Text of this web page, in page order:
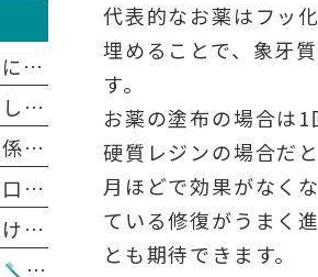
代表的なお薬はフッ
埋めることで、象牙
す。
お薬の塗布の場合は
硬質レジンの場合だ
月ほどで効果がなく
ている修復がうまく
とも期待できます。
「同じセラミックなのに、どうして医院によって値段が違うの？」
セラミック治療で後悔しないために知っておきたい5つの注意点
「歯周病と認知症に関係があると聞いたけれど、本当？」
マウスウォッシュ（洗口液）の正しい使い方｜歯磨きの前？後？効果を高めるポイント
歯の黄ばみは歯磨きだけで戻る？ 戻らない？原因別に解説します
音波式？回転式？迷ったら